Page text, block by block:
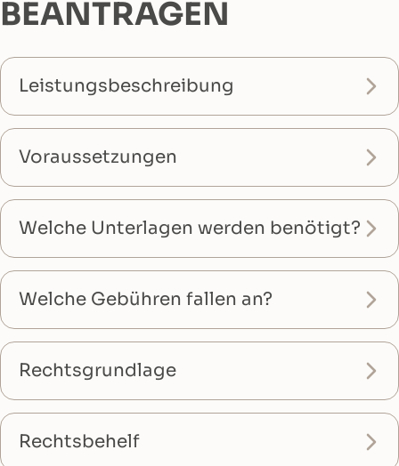
BEANTRAGEN
Leistungsbeschreibung
Voraussetzungen
Welche Unterlagen werden benötigt?
Welche Gebühren fallen an?
Rechtsgrundlage
Rechtsbehelf